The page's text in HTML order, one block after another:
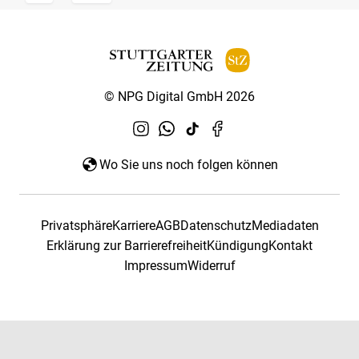
© NPG Digital GmbH 2026
Wo Sie uns noch folgen können
PrivatsphäreKarriereAGBDatenschutzMediadaten
Erklärung zur BarrierefreiheitKündigungKontakt
ImpressumWiderruf